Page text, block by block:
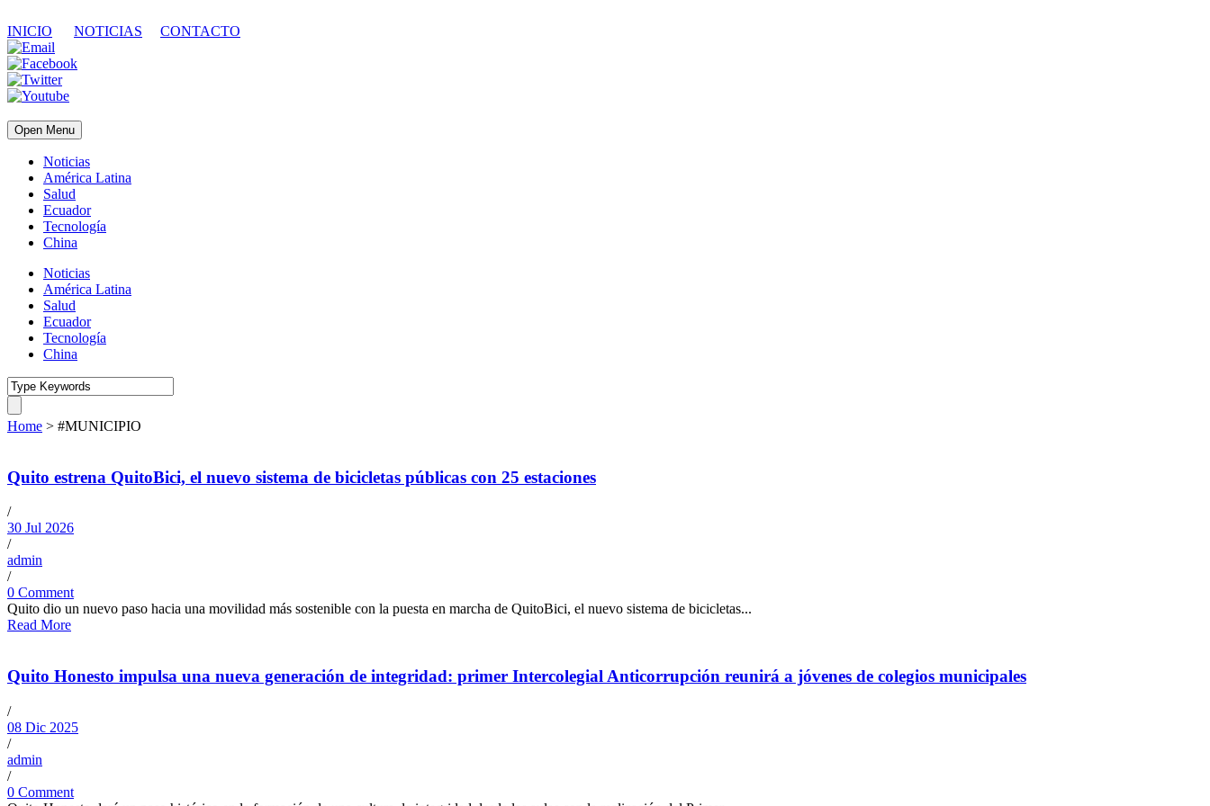
INICIO NOTICIAS CONTACTO
Open Menu
Noticias
América Latina
Salud
Ecuador
Tecnología
China
Noticias
América Latina
Salud
Ecuador
Tecnología
China
Home > #MUNICIPIO
Quito estrena QuitoBici, el nuevo sistema de bicicletas públicas con 25 estaciones
/
30 Jul 2026
/
admin
/
0 Comment
Quito dio un nuevo paso hacia una movilidad más sostenible con la puesta en marcha de QuitoBici, el nuevo sistema de bicicletas...
Read More
Quito Honesto impulsa una nueva generación de integridad: primer Intercolegial Anticorrupción reunirá a jóvenes de colegios municipales
/
08 Dic 2025
/
admin
/
0 Comment